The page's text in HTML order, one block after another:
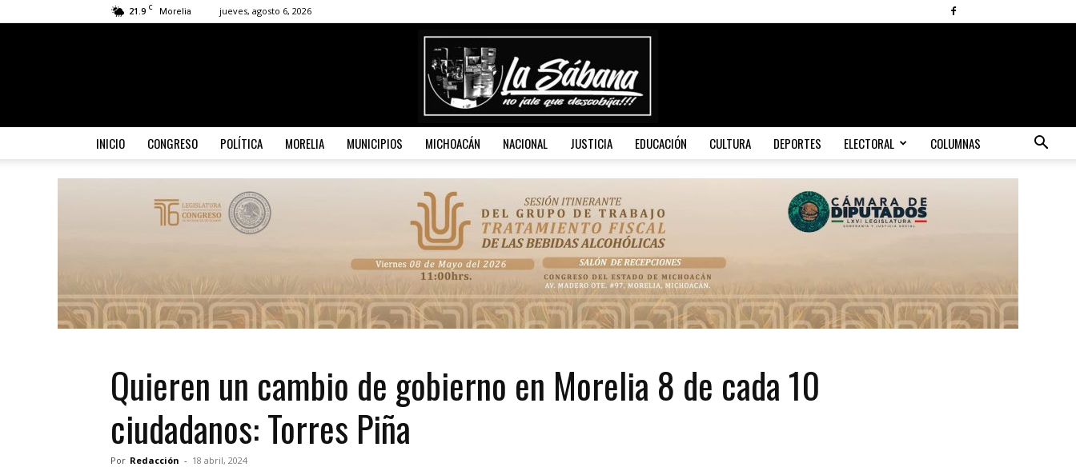
21.9 C Morelia jueves, agosto 6, 2026
Sábana
INICIO CONGRESO POLÍTICA MORELIA MUNICIPIOS MICHOACÁN NACIONAL JUSTICIA EDUCACIÓN CULTURA DEPORTES ELECTORAL COLUMNAS
Quieren un cambio de gobierno en Morelia 8 de cada 10
ciudadanos: Torres Piña
Por Redacción - 18 abril, 2024